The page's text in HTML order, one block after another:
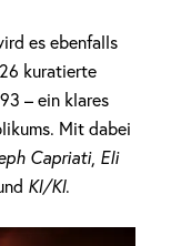
es ebenfalls
kuratierte
– ein klares
Mit dabei
Capriati, Eli
KI/KI.